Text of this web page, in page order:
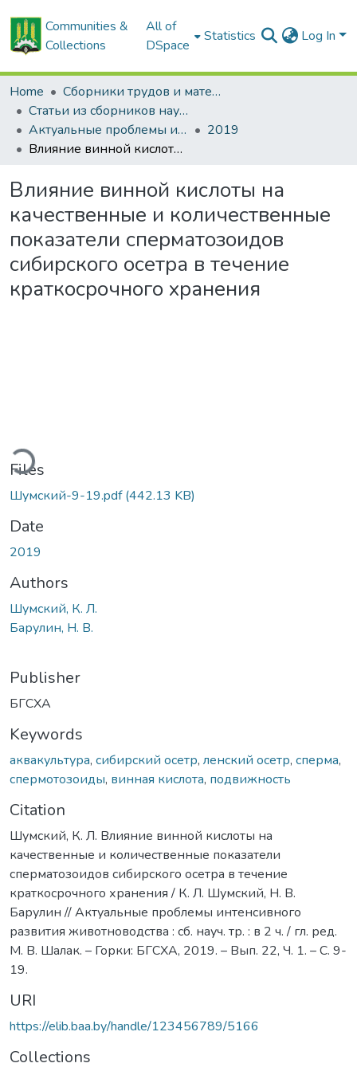
Communities &
Collections
All of
DSpace
Statistics Log In
Home
Сборники трудов и материалов конференций
Статьи из сборников научных трудов
Актуальные проблемы интенсивного развития животноводства: сб. науч. тр.
2019
Влияние винной кислоты на качественные и количественные показатели сперматозоидов сибирского осетра в течение краткосрочного хранения
Влияние винной кислоты на
качественные и количественные
показатели сперматозоидов
сибирского осетра в течение
краткосрочного хранения
Files
Шумский-9-19.pdf(442.13 KB)
Date
2019
Authors
Шумский, К. Л.
Барулин, Н. В.
Publisher
БГСХА
Keywords
аквакультура, сибирский осетр, ленский осетр, сперма,
спермотозоиды, винная кислота, подвижность
Citation
Шумский, К. Л. Влияние винной кислоты на
качественные и количественные показатели
сперматозоидов сибирского осетра в течение
краткосрочного хранения / К. Л. Шумский, Н. В.
Барулин // Актуальные проблемы интенсивного
развития животноводства : сб. науч. тр. : в 2 ч. / гл. ред.
М. В. Шалак. – Горки: БГСХА, 2019. – Вып. 22, Ч. 1. – С. 9-
19.
URI
https://elib.baa.by/handle/123456789/5166
Collections